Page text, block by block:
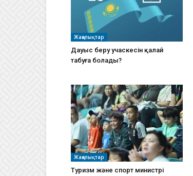
Жаңалықтар
Дауыс беру учаскесін қалай
табуға болады?
Жаңалықтар
Туризм және спорт министрі